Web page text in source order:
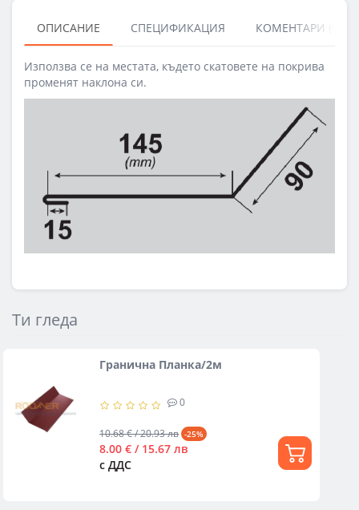
ОПИСАНИЕ СПЕЦИФИКАЦИЯ КОМЕНТАРИ (0)
Използва се на местата, където скатовете на покрива
променят наклона си.
Ти гледа
Гранична Планка/2м
0
10.68 € / 20.93 лв -25%
8.00 € / 15.67 лв
с ДДС